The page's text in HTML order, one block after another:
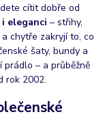
cítit dobře od
eleganci – střihy,
chytře zakryjí to, co
šaty, bundy a
prádlo – a průběžně
rok 2002.